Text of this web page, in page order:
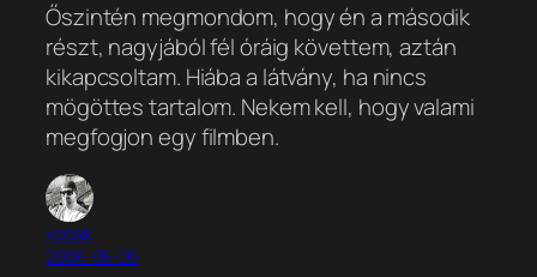
Őszintén megmondom, hogy én a második
részt, nagyjából fél óráig követtem, aztán
kikapcsoltam. Hiába a látvány, ha nincs
mögöttes tartalom. Nekem kell, hogy valami
megfogjon egy filmben.
kobak
2006-05-06